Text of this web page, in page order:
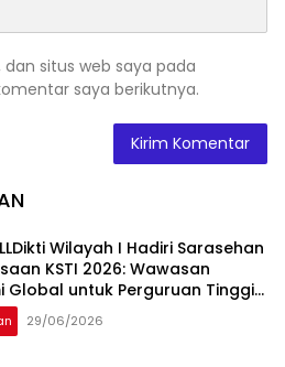
situs web saya pada
saya berikutnya.
Wilayah I Hadiri Sarasehan
KSTI 2026: Wawasan
Global untuk Perguruan Tinggi
29/06/2026